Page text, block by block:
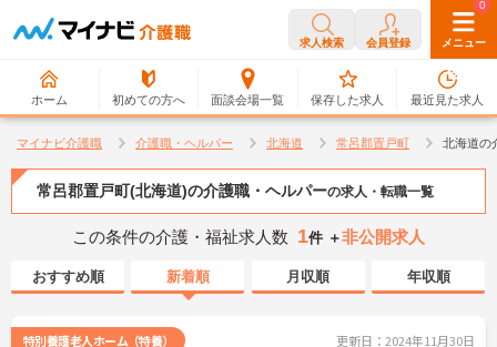
求人検索 会員登録 メニュー
ホーム 初めての方へ 面談会場一覧
0
保存した求人
0
最近見た求人
マイナビ介護職 介護職・ヘルパー 北海道 常呂郡置戸町 北海道の
常呂郡置戸町(北海道)の介護職・ヘルパーの求人・転職一覧
この条件の介護・福祉求人数 1件 ＋非公開求人
おすすめ順 新着順 月収順 年収順
特別養護老人ホーム（特養） 更新日：2024年11月30日